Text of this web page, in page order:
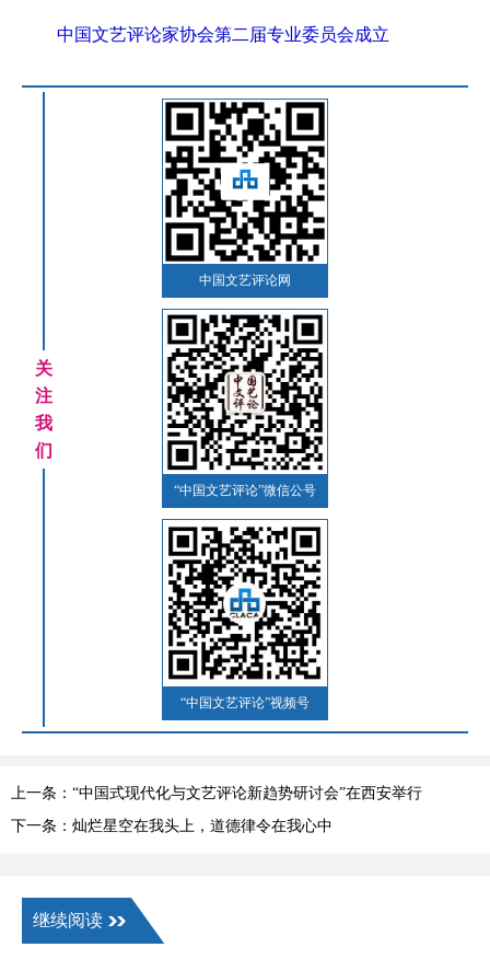
中国文艺评论家协会第二届专业委员会成立
关
注
我
们
中国文艺评论网
“中国文艺评论”微信公号
“中国文艺评论”视频号
上一条：“中国式现代化与文艺评论新趋势研讨会”在西安举行
下一条：灿烂星空在我头上，道德律令在我心中
继续阅读